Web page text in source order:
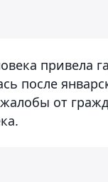
привела
после
от